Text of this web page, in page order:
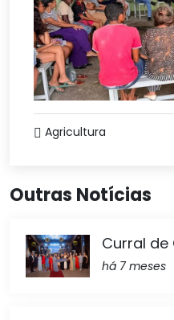
Agricultura
Outras Notícias
Curral de
há 7 meses